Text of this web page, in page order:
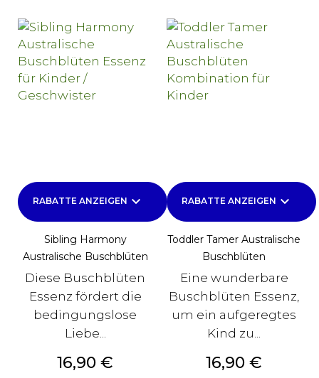
RABATTE ANZEIGEN keyboard_arrow_down
Sibling Harmony
Australische Buschblüten
Diese Buschblüten
Essenz fördert die
bedingungslose
Liebe...
Preis
16,90 €
RABATTE ANZEIGEN keyboard_arrow_down
Toddler Tamer Australische
Buschblüten
Eine wunderbare
Buschblüten Essenz,
um ein aufgeregtes
Kind zu...
Preis
16,90 €